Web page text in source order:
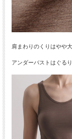
肩まわりのくりはやや
アンダーバストはぐる